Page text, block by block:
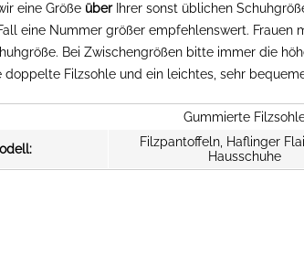
eine Größe überIhrer sonst üblichen
eine Nummer größer empfehlenswert.
Bei Zwischengrößen bitte immer die
doppelte Filzsohle und ein leichtes, sehr
Gummierte
Filzpantoffeln, Haflinger
Hausschuhe